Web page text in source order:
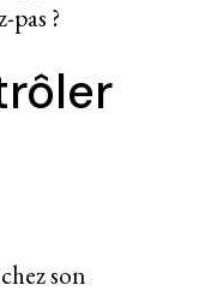
pas ?
son